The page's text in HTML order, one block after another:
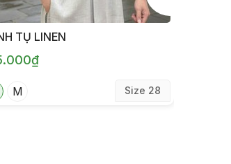
TỤ LINEN
M Size 28